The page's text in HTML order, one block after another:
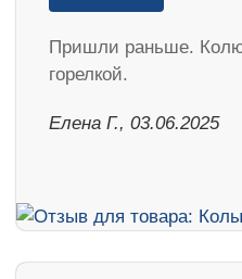
Пришли раньше.
горелкой.
Елена Г., 03.06.2025